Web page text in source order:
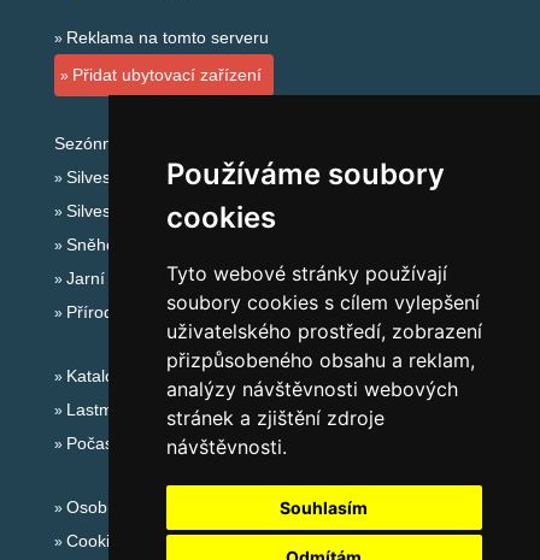
Používáme soubory
cookies
Tyto webové stránky používají
soubory cookies s cílem vylepšení
uživatelského prostředí, zobrazení
přizpůsobeného obsahu a reklam,
analýzy návštěvnosti webových
stránek a zjištění zdroje
návštěvnosti.
Souhlasím
Reklama na tomto serveru
Přidat ubytovací zařízení
Sezónní odkazy:
Silvester Orlické hory
Silvestr na horách 2025/26
Sněhové zpravodajství
Jarní prázdniny 2027
Přírodní koupaliště
Katalog ubytování Orlické hory
Lastminute Orlické hory
Počasí na horách
Osobní údaje
Cookies